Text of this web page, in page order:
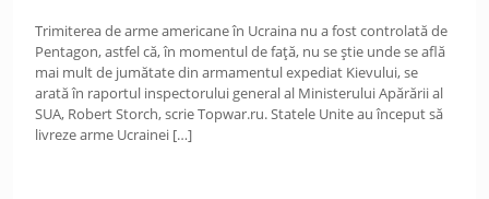
Trimiterea de arme americane în Ucraina nu a fost controlată de
Pentagon, astfel că, în momentul de față, nu se știe unde se află
mai mult de jumătate din armamentul expediat Kievului, se
arată în raportul inspectorului general al Ministerului Apărării al
SUA, Robert Storch, scrie Topwar.ru. Statele Unite au început să
livreze arme Ucrainei […]